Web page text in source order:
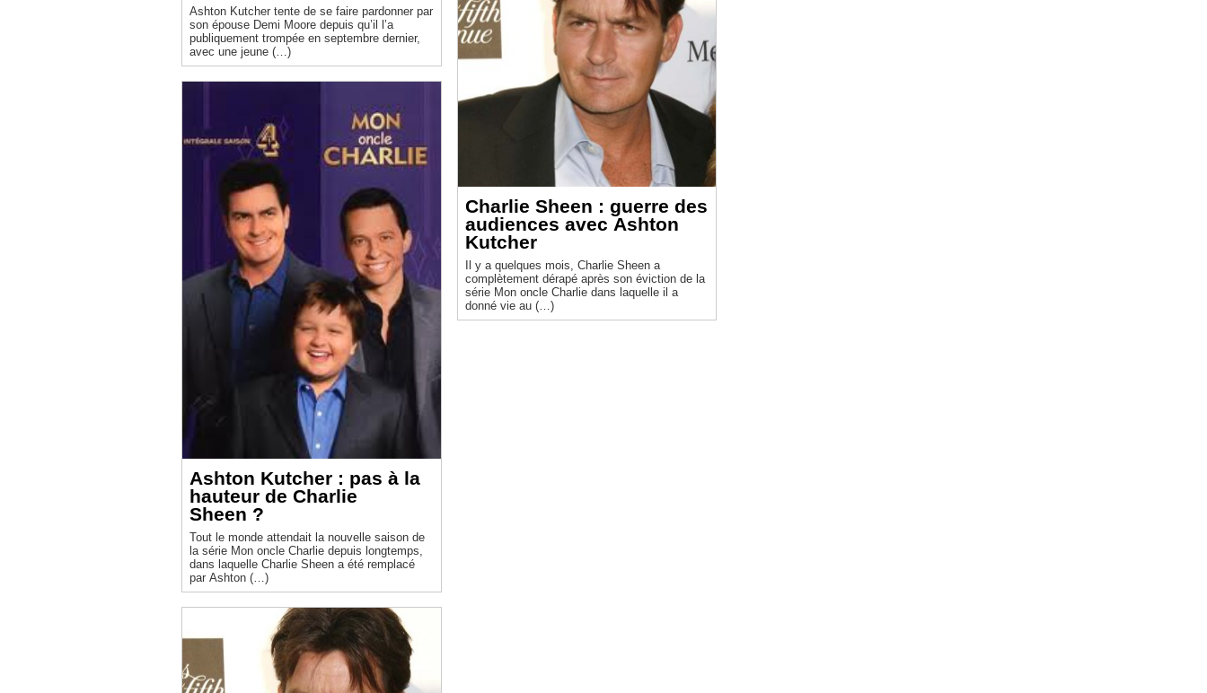
Ashton Kutcher tente de se faire pardonner par
son épouse Demi Moore depuis qu’il l’a
publiquement trompée en septembre dernier,
avec une jeune (…)
Ashton Kutcher : pas à la
hauteur de Charlie
Sheen ?
Tout le monde attendait la nouvelle saison de
la série Mon oncle Charlie depuis longtemps,
dans laquelle Charlie Sheen a été remplacé
par Ashton (…)
Charlie Sheen : guerre des
audiences avec Ashton
Kutcher
Il y a quelques mois, Charlie Sheen a
complètement dérapé après son éviction de la
série Mon oncle Charlie dans laquelle il a
donné vie au (…)